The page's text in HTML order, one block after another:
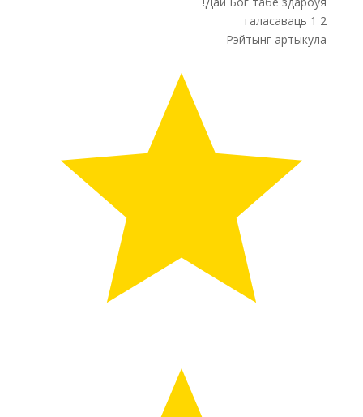
2
1
галасаваць
Рэйтынг артыкула